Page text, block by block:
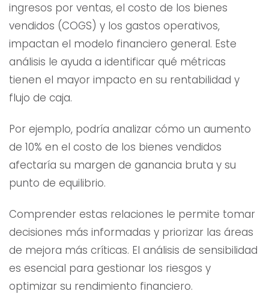
ingresos por ventas, el costo de los bienes
vendidos (COGS) y los gastos operativos,
impactan el modelo financiero general. Este
análisis le ayuda a identificar qué métricas
tienen el mayor impacto en su rentabilidad y
flujo de caja.
Por ejemplo, podría analizar cómo un aumento
de 10% en el costo de los bienes vendidos
afectaría su margen de ganancia bruta y su
punto de equilibrio.
Comprender estas relaciones le permite tomar
decisiones más informadas y priorizar las áreas
de mejora más críticas. El análisis de sensibilidad
es esencial para gestionar los riesgos y
optimizar su rendimiento financiero.